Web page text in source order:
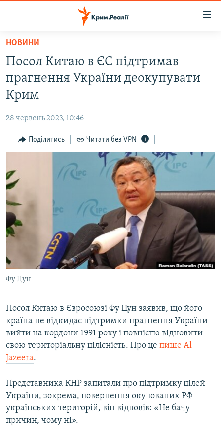
Перейти
основного
матеріалу
Перейти
до
основної
навігації
Перейти
до
ВІДЕО ТА ФОТО
БЛОГИ
ПОГЛЯД
ВСЕ ЗА ДЕНЬ
СПЕЦПРОЕКТИ
ВІДЕОУРОКИ «ELIFBE»
СВІДЧЕННЯ ОКУПАЦІЇ
УКРАЇНСЬКА ПРОБЛЕМА КРИМУ
ІНФОГРАФІКА
ЯК ОБІЙТИ БЛОКУВАННЯ
Русский
Qırımtatar
ДОЛУЧАЙСЯ!
Усі сайти RFE/RL
НОВИНИ
Посол Китаю в ЄС підтримав
прагнення України деокупувати
Крим
28 червень 2023, 10:46
Поділитись Читати без VPN
Фу Цун
Посол Китаю в Євросоюзі Фу Цун заявив, що його
країна не відкидає підтримки прагнення України
вийти на кордони 1991 року і повністю відновити
свою територіальну цілісність. Про це пише Al
Jazeera.
Представника КНР запитали про підтримку цілей
України, зокрема, повернення окупованих РФ
українських територій, він відповів: «Не бачу
причин, чому ні».